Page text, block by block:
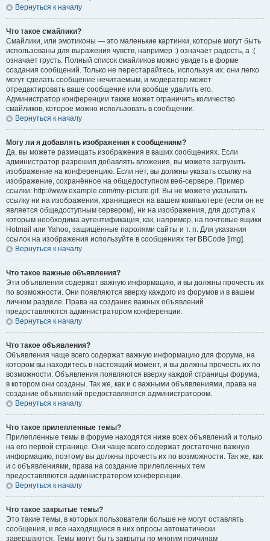
Вернуться к началу
Что такое смайлики?
Смайлики, или эмотиконы — это маленькие картинки, которые могут быть
использованы для выражения чувств, например :) означает радость, а :(
означает грусть. Полный список смайликов можно увидеть в форме
создания сообщений. Только не перестарайтесь, используя их: они легко
могут сделать сообщение нечитаемым, и модератор может
отредактировать ваше сообщение или вообще удалить его.
Администратор конференции также может ограничить количество
смайликов, которое можно использовать в сообщении.
Вернуться к началу
Могу ли я добавлять изображения к сообщениям?
Да, вы можете размещать изображения в ваших сообщениях. Если
администратор разрешил добавлять вложения, вы можете загрузить
изображение на конференцию. Если нет, вы должны указать ссылку на
изображение, сохранённое на общедоступном веб-сервере. Пример
ссылки: http://www.example.com/my-picture.gif. Вы не можете указывать
ссылку ни на изображения, хранящиеся на вашем компьютере (если он не
является общедоступным сервером), ни на изображения, для доступа к
которым необходима аутентификация, как, например, на почтовые ящики
Hotmail или Yahoo, защищённые паролями сайты и т. п. Для указания
ссылок на изображения используйте в сообщениях тег BBCode [img].
Вернуться к началу
Что такое важные объявления?
Эти объявления содержат важную информацию, и вы должны прочесть их
по возможности. Они появляются вверху каждого из форумов и в вашем
личном разделе. Права на создание важных объявлений
предоставляются администратором конференции.
Вернуться к началу
Что такое объявления?
Объявления чаще всего содержат важную информацию для форума, на
котором вы находитесь в настоящий момент, и вы должны прочесть их по
возможности. Объявления появляются вверху каждой страницы форума,
в котором они созданы. Так же, как и с важными объявлениями, права на
создание объявлений предоставляются администратором.
Вернуться к началу
Что такое прилепленные темы?
Прилепленные темы в форуме находятся ниже всех объявлений и только
на его первой странице. Они чаще всего содержат достаточно важную
информацию, поэтому вы должны прочесть их по возможности. Так же, как
и с объявлениями, права на создание прилепленных тем
предоставляются администратором конференции.
Вернуться к началу
Что такое закрытые темы?
Это такие темы, в которых пользователи больше не могут оставлять
сообщения, и все находящиеся в них опросы автоматически
завершаются. Темы могут быть закрыты по многим причинам